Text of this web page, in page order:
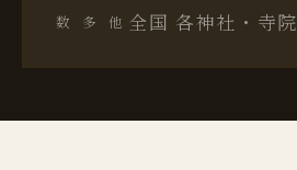
他多数 全国 各神社・寺院